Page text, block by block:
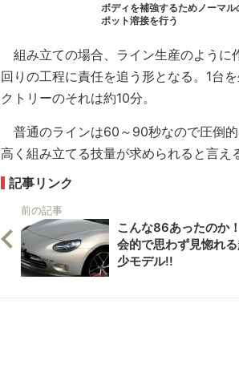
ボディを補強するためノーマ
ポット溶接を行う
組み立ての場合、ライン生産のように
回りの工程に責任を追う形となる。1台
クトリーのそれは約10分。
普通のラインは60～90秒なので圧倒
高く組み立てる技量が求められると言え
記事リンク
前の記事
こんな86あったのか
会的で思わず見惚れ
少モデル!!